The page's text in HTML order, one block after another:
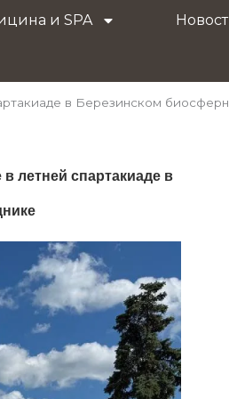
и SPA
в Березинском
летней спартакиаде в